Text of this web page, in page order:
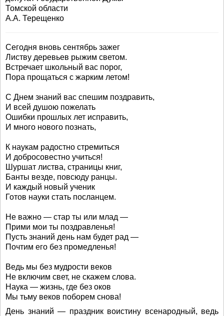
Томской области
А.А. Терещенко
Сегодня вновь сентябрь зажег
Листву деревьев рыжим светом.
Встречает школьный вас порог,
Пора прощаться с жарким летом!
С Днем знаний вас спешим поздравить,
И всей душою пожелать
Ошибки прошлых лет исправить,
И много нового познать,
К наукам радостно стремиться
И добросовестно учиться!
Шуршат листва, страницы книг,
Банты везде, повсюду ранцы.
И каждый новый ученик
Готов науки стать посланцем.
Не важно — стар ты или млад —
Прими мои ты поздравленья!
Пусть знаний день нам будет рад —
Почтим его без промедленья!
Ведь мы без мудрости веков
Не включим свет, не скажем слова.
Наука — жизнь, где без оков
Мы тьму веков поборем снова!
День знаний — праздник воистину всенародный, ведь